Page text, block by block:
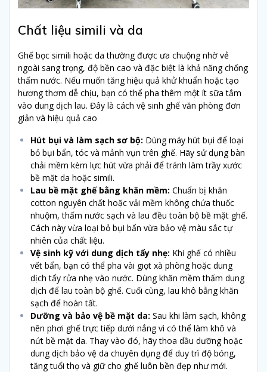
Chất liệu simili và da
Ghế bọc simili hoặc da thường được ưa chuộng nhờ vẻ
ngoài sang trọng, độ bền cao và đặc biệt là khả năng chống
thấm nước. Nếu muốn tăng hiệu quả khử khuẩn hoặc tạo
hương thơm dễ chịu, bạn có thể pha thêm một ít sữa tắm
vào dung dịch lau. Đây là cách vệ sinh ghế văn phòng đơn
giản và hiệu quả cao
Hút bụi và làm sạch sơ bộ: Dùng máy hút bụi để loại
bỏ bụi bẩn, tóc và mảnh vụn trên ghế. Hãy sử dụng bàn
chải mềm kèm lực hút vừa phải để tránh làm trầy xước
bề mặt da hoặc simili.
Lau bề mặt ghế bằng khăn mềm: Chuẩn bị khăn
cotton nguyên chất hoặc vải mềm không chứa thuốc
nhuộm, thấm nước sạch và lau đều toàn bộ bề mặt ghế.
Cách này vừa loại bỏ bụi bẩn vừa bảo vệ màu sắc tự
nhiên của chất liệu.
Vệ sinh kỹ với dung dịch tẩy nhẹ: Khi ghế có nhiều
vết bẩn, bạn có thể pha vài giọt xà phòng hoặc dung
dịch tẩy rửa nhẹ vào nước. Dùng khăn mềm thấm dung
dịch để lau toàn bộ ghế. Cuối cùng, lau khô bằng khăn
sạch để hoàn tất.
Dưỡng và bảo vệ bề mặt da: Sau khi làm sạch, không
nên phơi ghế trực tiếp dưới nắng vì có thể làm khô và
nứt bề mặt da. Thay vào đó, hãy thoa dầu dưỡng hoặc
dung dịch bảo vệ da chuyên dụng để duy trì độ bóng,
tăng tuổi thọ và giữ cho ghế luôn bền đẹp như mới.